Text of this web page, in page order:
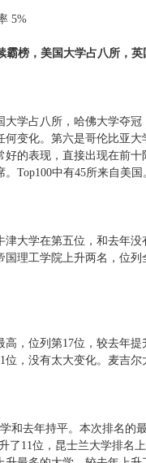
5%
榜，美国大学占八所，英
学占八所，哈佛大学夺
变化。第六是哥伦比亚
好的表现，直接出现在前
Top100中有45所来自美国
大学在第五位，和去年
理工学院上升两名，位
，位列第17位，较去年
，没有太大变化。麦吉尔
和去年持平。本次排名的
了11位，昆士兰大学排名